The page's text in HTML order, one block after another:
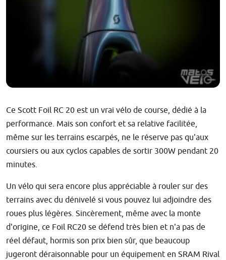
Ce Scott Foil RC 20 est un vrai vélo de course, dédié à la
performance. Mais son confort et sa relative facilitée,
même sur les terrains escarpés, ne le réserve pas qu'aux
coursiers ou aux cyclos capables de sortir 300W pendant 20
minutes.
Un vélo qui sera encore plus appréciable à rouler sur des
terrains avec du dénivelé si vous pouvez lui adjoindre des
roues plus légères. Sincèrement, même avec la monte
d'origine, ce Foil RC20 se défend très bien et n'a pas de
réel défaut, hormis son prix bien sûr, que beaucoup
jugeront déraisonnable pour un équipement en SRAM Rival